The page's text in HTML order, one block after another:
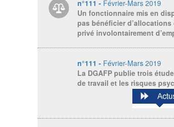
n°111 - Février-Mars 2019
Un fonctionnaire mis en
pas bénéficier
privé involontairement
n°111 - Février-Mars 2019
La DGAFP publie trois
de travail et les risques